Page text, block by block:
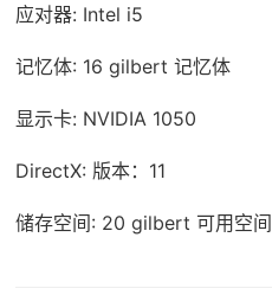
应对器: Intel i5
记忆体: 16 gilbert 记忆体
显示卡: NVIDIA 1050
DirectX: 版本：11
储存空间: 20 gilbert 可用空间